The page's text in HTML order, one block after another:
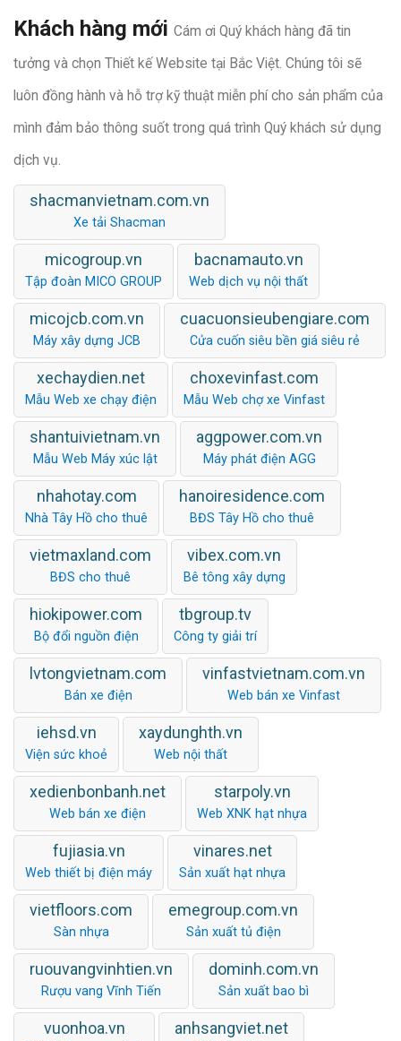
Khách hàng mới Cám ơi Quý khách hàng đã tin
tưởng và chọn Thiết kế Website tại Bắc Việt. Chúng tôi sẽ
luôn đồng hành và hỗ trợ kỹ thuật miễn phí cho sản phẩm của
mình đảm bảo thông suốt trong quá trình Quý khách sử dụng
dịch vụ.
shacmanvietnam.com.vn
Xe tải Shacman
micogroup.vn
Tập đoàn MICO GROUP
bacnamauto.vn
Web dịch vụ nội thất
micojcb.com.vn
Máy xây dựng JCB
cuacuonsieubengiare.com
Cửa cuốn siêu bền giá siêu rẻ
xechaydien.net
Mẫu Web xe chạy điện
choxevinfast.com
Mẫu Web chợ xe Vinfast
shantuivietnam.vn
Mẫu Web Máy xúc lật
aggpower.com.vn
Máy phát điện AGG
nhahotay.com
Nhà Tây Hồ cho thuê
hanoiresidence.com
BĐS Tây Hồ cho thuê
vietmaxland.com
BĐS cho thuê
vibex.com.vn
Bê tông xây dựng
hiokipower.com
Bộ đổi nguồn điện
tbgroup.tv
Công ty giải trí
lvtongvietnam.com
Bán xe điện
vinfastvietnam.com.vn
Web bán xe Vinfast
iehsd.vn
Viện sức khoẻ
xaydunghth.vn
Web nội thất
xedienbonbanh.net
Web bán xe điện
starpoly.vn
Web XNK hạt nhựa
fujiasia.vn
Web thiết bị điện máy
vinares.net
Sản xuất hạt nhựa
vietfloors.com
Sàn nhựa
emegroup.com.vn
Sản xuất tủ điện
ruouvangvinhtien.vn
Rượu vang Vĩnh Tiến
dominh.com.vn
Sản xuất bao bì
vuonhoa.vn anhsangviet.net